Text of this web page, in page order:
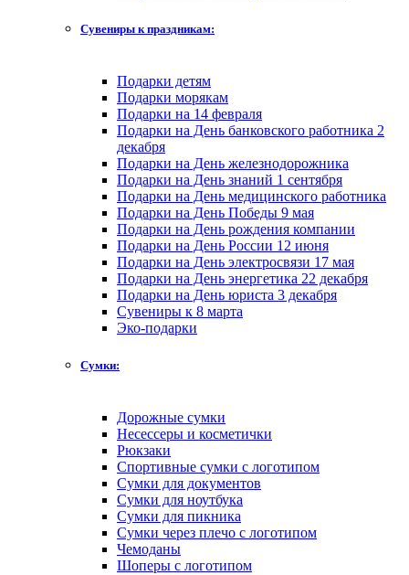
Сувениры к праздникам:
Подарки детям
Подарки морякам
Подарки на 14 февраля
Подарки на День банковского работника 2
декабря
Подарки на День железнодорожника
Подарки на День знаний 1 сентября
Подарки на День медицинского работника
Подарки на День Победы 9 мая
Подарки на День рождения компании
Подарки на День России 12 июня
Подарки на День электросвязи 17 мая
Подарки на День энергетика 22 декабря
Подарки на День юриста 3 декабря
Сувениры к 8 марта
Эко-подарки
Сумки:
Дорожные сумки
Несессеры и косметички
Рюкзаки
Спортивные сумки с логотипом
Сумки для документов
Сумки для ноутбука
Сумки для пикника
Сумки через плечо с логотипом
Чемоданы
Шоперы с логотипом